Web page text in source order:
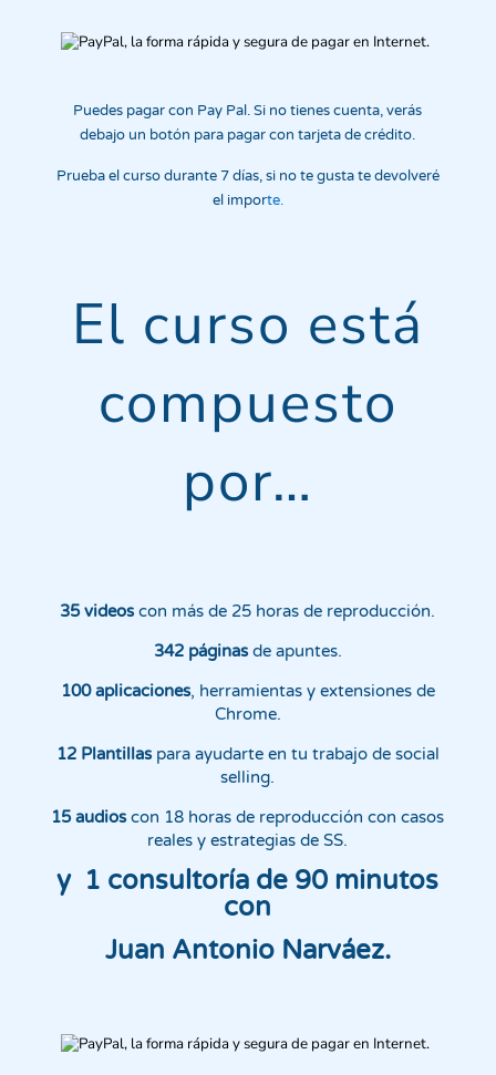
Puedes pagar con Pay Pal. Si no tienes cuenta, verás
debajo un botón para pagar con tarjeta de crédito.
Prueba el curso durante 7 días, si no te gusta te devolveré
el importe.
El curso está
compuesto
por…
35 videoscon más de 25 horas de reproducción.
342 páginasde apuntes.
100 aplicaciones, herramientas y extensiones de
Chrome.
12 Plantillaspara ayudarte en tu trabajo de social
selling.
15 audioscon 18 horas de reproducción con casos
reales y estrategias de SS.
y 1 consultoría de 90 minutos
con
Juan Antonio Narváez.